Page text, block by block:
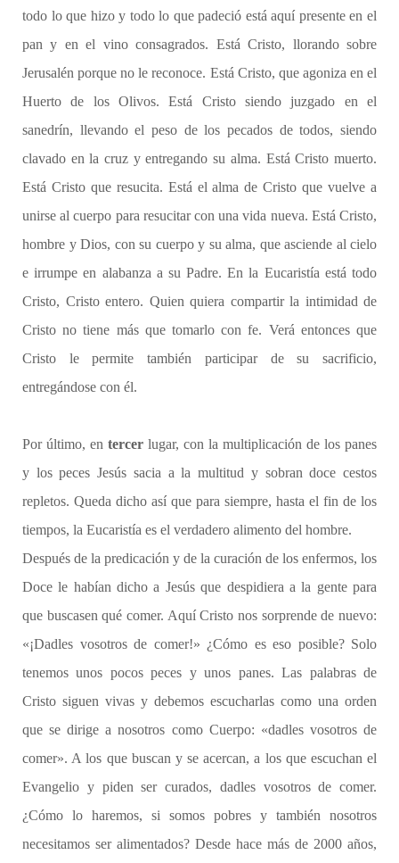
todo lo que hizo y todo lo que padeció está aquí presente en el
pan y en el vino consagrados. Está Cristo, llorando sobre
Jerusalén porque no le reconoce. Está Cristo, que agoniza en el
Huerto de los Olivos. Está Cristo siendo juzgado en el
sanedrín, llevando el peso de los pecados de todos, siendo
clavado en la cruz y entregando su alma. Está Cristo muerto.
Está Cristo que resucita. Está el alma de Cristo que vuelve a
unirse al cuerpo para resucitar con una vida nueva. Está Cristo,
hombre y Dios, con su cuerpo y su alma, que asciende al cielo
e irrumpe en alabanza a su Padre. En la Eucaristía está todo
Cristo, Cristo entero. Quien quiera compartir la intimidad de
Cristo no tiene más que tomarlo con fe. Verá entonces que
Cristo le permite también participar de su sacrificio,
entregándose con él.
Por último, en tercer lugar, con la multiplicación de los panes
y los peces Jesús sacia a la multitud y sobran doce cestos
repletos. Queda dicho así que para siempre, hasta el fin de los
tiempos, la Eucaristía es el verdadero alimento del hombre.
Después de la predicación y de la curación de los enfermos, los
Doce le habían dicho a Jesús que despidiera a la gente para
que buscasen qué comer. Aquí Cristo nos sorprende de nuevo:
«¡Dadles vosotros de comer!» ¿Cómo es eso posible? Solo
tenemos unos pocos peces y unos panes. Las palabras de
Cristo siguen vivas y debemos escucharlas como una orden
que se dirige a nosotros como Cuerpo: «dadles vosotros de
comer». A los que buscan y se acercan, a los que escuchan el
Evangelio y piden ser curados, dadles vosotros de comer.
¿Cómo lo haremos, si somos pobres y también nosotros
necesitamos ser alimentados? Desde hace más de 2000 años,